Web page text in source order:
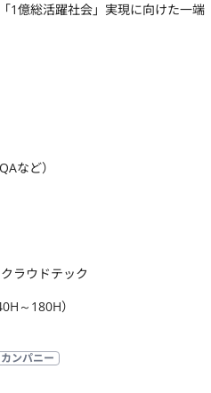
1億総活躍社会」実現に向けた一端
など）
ラウドテック
～180H）
ンパニー